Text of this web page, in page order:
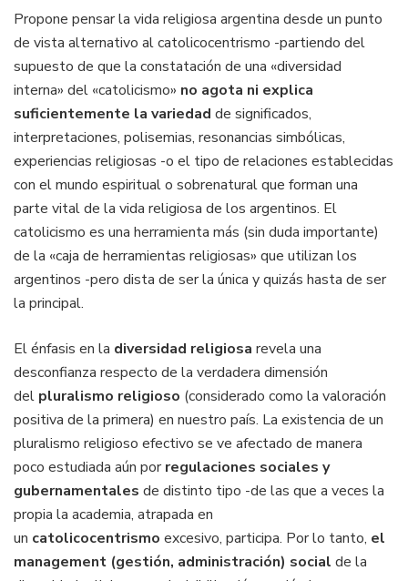
Propone pensar la vida religiosa argentina desde un punto
de vista alternativo al catolicocentrismo -partiendo del
supuesto de que la constatación de una «diversidad
interna» del «catolicismo» no agota ni explica
suficientemente la variedad de significados,
interpretaciones, polisemias, resonancias simbólicas,
experiencias religiosas -o el tipo de relaciones establecidas
con el mundo espiritual o sobrenatural que forman una
parte vital de la vida religiosa de los argentinos. El
catolicismo es una herramienta más (sin duda importante)
de la «caja de herramientas religiosas» que utilizan los
argentinos -pero dista de ser la única y quizás hasta de ser
la principal.
El énfasis en la diversidad religiosa revela una
desconfianza respecto de la verdadera dimensión
del pluralismo religioso (considerado como la valoración
positiva de la primera) en nuestro país. La existencia de un
pluralismo religioso efectivo se ve afectado de manera
poco estudiada aún porregulaciones sociales y
gubernamentales de distinto tipo -de las que a veces la
propia la academia, atrapada en
un catolicocentrismo excesivo, participa. Por lo tanto, el
management (gestión, administración) social de la